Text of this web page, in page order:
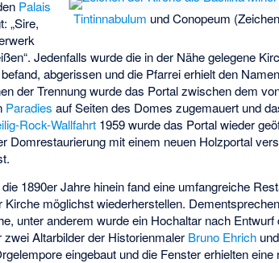
Tintinnabulum undConopeum
Palais
„Sire,
Jedenfalls wurde die in der Nähe gelegene
befand, abgerissen und die Pfarrei erhielt den
der Trennung wurde das Portal zwischen dem
Paradies auf Seiten des Domes zugemauert und
Rock-Wallfahrt 1959 wurde das Portal wieder
Domrestaurierung mit einem neuen Holzportal
1890er Jahre hinein fand eine umfangreiche
möglichst wiederherstellen.
unter anderem wurde ein Hochaltar nach
zwei Altarbilder der Historienmaler Bruno Ehrich
eingebaut und die Fenster erhielten eine